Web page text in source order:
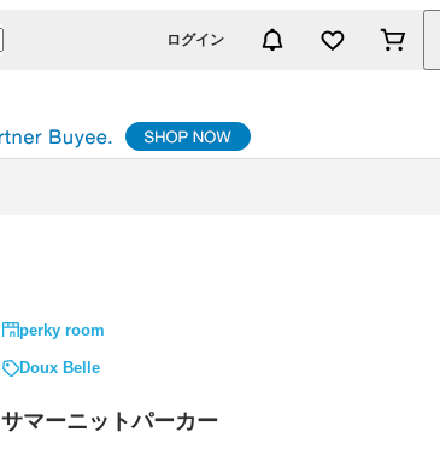
ログイン
perky room
Doux Belle
サマーニットパーカー